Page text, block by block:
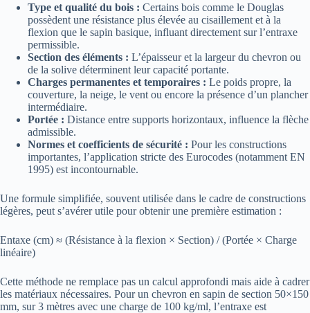
Type et qualité du bois : Certains bois comme le Douglas
possèdent une résistance plus élevée au cisaillement et à la
flexion que le sapin basique, influant directement sur l’entraxe
permissible.
Section des éléments : L’épaisseur et la largeur du chevron ou
de la solive déterminent leur capacité portante.
Charges permanentes et temporaires : Le poids propre, la
couverture, la neige, le vent ou encore la présence d’un plancher
intermédiaire.
Portée : Distance entre supports horizontaux, influence la flèche
admissible.
Normes et coefficients de sécurité : Pour les constructions
importantes, l’application stricte des Eurocodes (notamment EN
1995) est incontournable.
Une formule simplifiée, souvent utilisée dans le cadre de constructions
légères, peut s’avérer utile pour obtenir une première estimation :
Entaxe (cm) ≈ (Résistance à la flexion × Section) / (Portée × Charge
linéaire)
Cette méthode ne remplace pas un calcul approfondi mais aide à cadrer
les matériaux nécessaires. Pour un chevron en sapin de section 50×150
mm, sur 3 mètres avec une charge de 100 kg/ml, l’entraxe est